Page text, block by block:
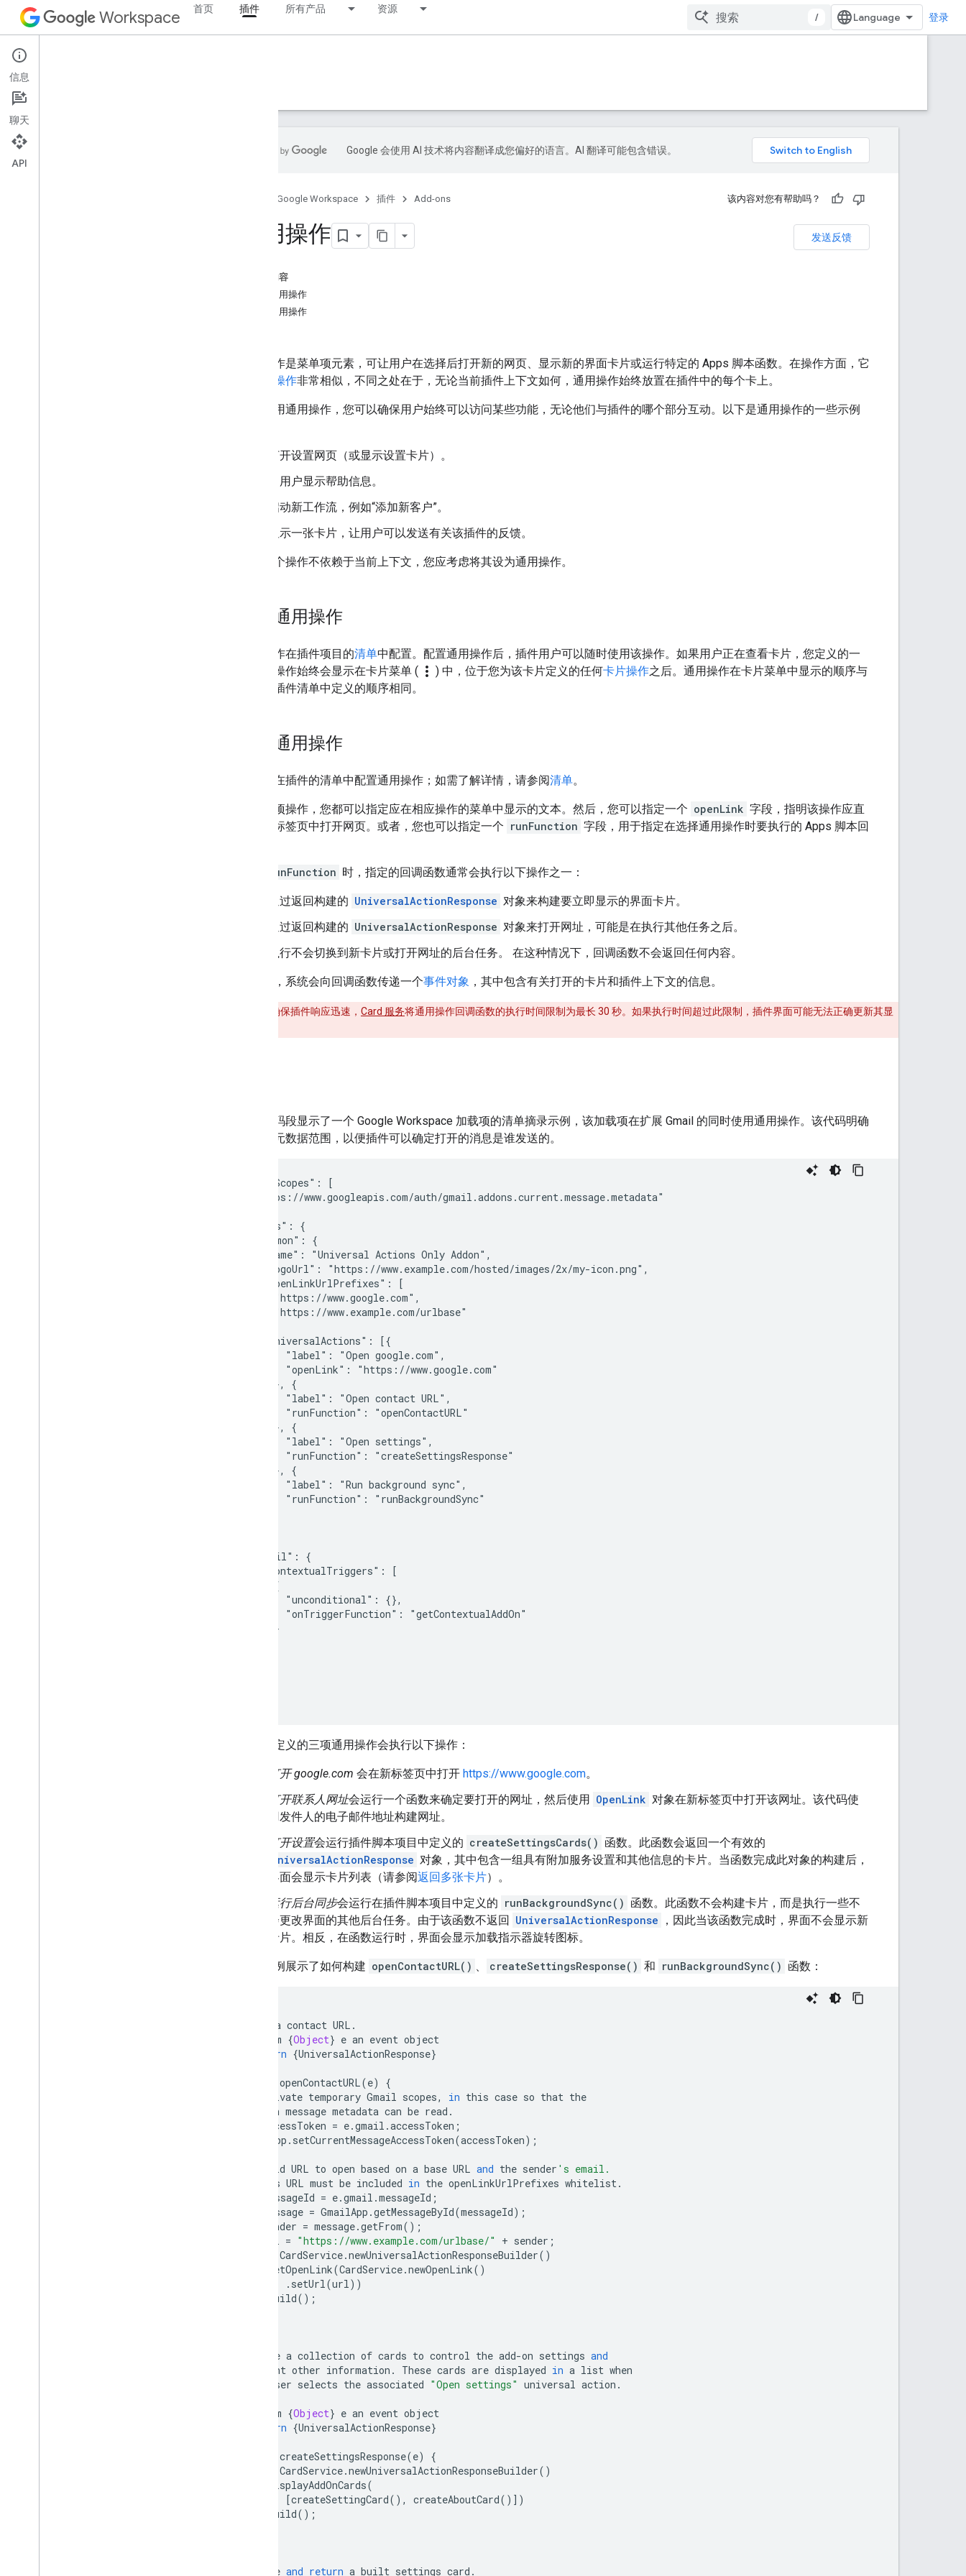
Workspace 首页 插件 所有产品 资源
/ 登录
Add-ons
概览
Google 会使用 AI 技术将内容翻译成您偏好的语言。AI 翻译可能包含错误。
Google Workspace 插件 Add-ons 该内容对您有帮助吗？
发送反馈
通用操作
本页内容
使用通用操作
配置通用操作
通用操作是菜单项元素，可让用户在选择后打开新的网页、显示新的界面卡片或运行特定的 Apps 脚本函数。在操作方面，它
卡操作非常相似，不同之处在于，无论当前插件上下文如何，通用操作始终放置在插件中的每个卡上。
通过使用通用操作，您可以确保用户始终可以访问某些功能，无论他们与插件的哪个部分互动。以下是通用操作的一些示例
打开设置网页（或显示设置卡片）。
向用户显示帮助信息。
启动新工作流，例如“添加新客户”。
显示一张卡片，让用户可以发送有关该插件的反馈。
如果某个操作不依赖于当前上下文，您应考虑将其设为通用操作。
使用通用操作
通用操作在插件项目的清单中配置。配置通用操作后，插件用户可以随时使用该操作。如果用户正在查看卡片，您定义的一
组通用操作始终会显示在卡片菜单 ( more_vert ) 中，位于您为该卡片定义的任何卡片操作之后。通用操作在卡片菜单中显示的顺序与
它们在插件清单中定义的顺序相同。
配置通用操作
您可以在插件的清单中配置通用操作；如需了解详情，请参阅清单。
对于每项操作，您都可以指定应在相应操作的菜单中显示的文本。然后，您可以指定一个 openLink 字段，指明该操作应直
接在新标签页中打开网页。或者，您也可以指定一个 runFunction 字段，用于指定在选择通用操作时要执行的 Apps 脚本回
runFunction 时，指定的回调函数通常会执行以下操作之一：
通过返回构建的 UniversalActionResponse 对象来构建要立即显示的界面卡片。
通过返回构建的 UniversalActionResponse 对象来打开网址，可能是在执行其他任务之后。
执行不会切换到新卡片或打开网址的后台任务。 在这种情况下，回调函数不会返回任何内容。
调用时，系统会向回调函数传递一个事件对象 ，其中包含有关打开的卡片和插件上下文的信息。
为确保插件响应迅速， Card 服务将通用操作回调函数的执行时间限制为最长 30 秒。如果执行时间超过此限制，插件界面可能无法正确更新其显
以下代码段显示了一个 Google Workspace 加载项的清单摘录示例，该加载项在扩展 Gmail 的同时使用通用操作。该代码明确
设置了元数据范围，以便插件可以确定打开的消息是谁发送的。
  "oauthScopes": [
    "https://www.googleapis.com/auth/gmail.addons.current.message.metadata"
  "addOns": {
    "common": {
      "name": "Universal Actions Only Addon",
      "logoUrl": "https://www.example.com/hosted/images/2x/my-icon.png",
      "openLinkUrlPrefixes": [
        "https://www.google.com",
        "https://www.example.com/urlbase"
      "universalActions": [{
          "label": "Open google.com",
          "openLink": "https://www.google.com"
        }, {
          "label": "Open contact URL",
          "runFunction": "openContactURL"
        }, {
          "label": "Open settings",
          "runFunction": "createSettingsResponse"
        }, {
          "label": "Run background sync",
          "runFunction": "runBackgroundSync"
    "gmail": {
      "contextualTriggers": [
        {
          "unconditional": {},
          "onTriggerFunction": "getContextualAddOn"
        }
上例中定义的三项通用操作会执行以下操作：
打开 google.com 会在新标签页中打开 https://www.google.com。
打开联系人网址会运行一个函数来确定要打开的网址，然后使用 OpenLink 对象在新标签页中打开该网址。该代码使
用发件人的电子邮件地址构建网址。
打开设置会运行插件脚本项目中定义的 createSettingsCards() 函数。此函数会返回一个有效的
UniversalActionResponse 对象，其中包含一组具有附加服务设置和其他信息的卡片。当函数完成此对象的构建后，
界面会显示卡片列表（请参阅返回多张卡片）。
运行后台同步会运行在插件脚本项目中定义的 runBackgroundSync() 函数。此函数不会构建卡片，而是执行一些不
会更改界面的其他后台任务。由于该函数不返回 UniversalActionResponse
，因此当该函数完成时，界面不会显示新
卡片。相反，在函数运行时，界面会显示加载指示器旋转图标。
以下示例展示了如何构建 openContactURL() 、 createSettingsResponse() 和 runBackgroundSync() 函数：
a contact URL .
param {Object} e an event object
return {UniversalActionResponse}
openContactURL(e)
{
Activate temporary Gmail scopes, in this case so that the
open message metadata can be read .
accessToken = e.gmail .accessToken ;
GmailApp . setCurrentMessageAccessToken(accessToken);
Build URL to open based on a base URL and the sender 's email.
This URL must be included in the openLinkUrlPrefixes whitelist.
messageId = e.gmail .messageId ;
message = GmailApp .getMessageById(messageId);
sender = message.getFrom();
url = "https://www.example.com/urlbase/" + sender ;
CardService.newUniversalActionResponseBuilder()
setOpenLink(CardService.newOpenLink()
. setUrl(url))
build();
Create a collection of cards to control the add-on settings and
present other information . These cards are displayed in a list when
user selects the associated "Open settings" universal action .
param {Object} e an event object
return {UniversalActionResponse}
createSettingsResponse(e)
{
CardService.newUniversalActionResponseBuilder()
displayAddOnCards(
[createSettingCard(), createAboutCard()])
build();
Create and return a built settings card .
信息
聊天
API